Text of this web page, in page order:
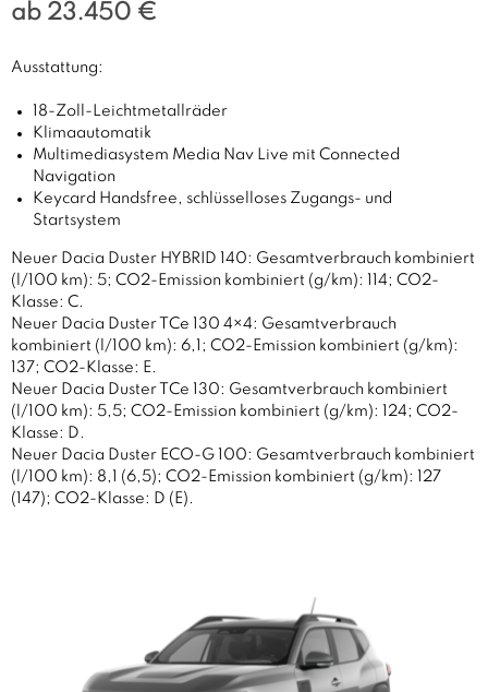
ab 23.450 €
Ausstattung:
18-Zoll-Leichtmetallräder
Klimaautomatik
Multimediasystem Media Nav Live mit Connected
Navigation
Keycard Handsfree, schlüsselloses Zugangs- und
Startsystem
Neuer Dacia Duster HYBRID 140: Gesamtverbrauch kombiniert
(l/100 km): 5; CO2-Emission kombiniert (g/km): 114; CO2-
Klasse: C.
Neuer Dacia Duster TCe 130 4×4: Gesamtverbrauch
kombiniert (l/100 km): 6,1; CO2-Emission kombiniert (g/km):
137; CO2-Klasse: E.
Neuer Dacia Duster TCe 130: Gesamtverbrauch kombiniert
(l/100 km): 5,5; CO2-Emission kombiniert (g/km): 124; CO2-
Klasse: D.
Neuer Dacia Duster ECO-G 100: Gesamtverbrauch kombiniert
(l/100 km): 8,1 (6,5); CO2-Emission kombiniert (g/km): 127
(147); CO2-Klasse: D (E).